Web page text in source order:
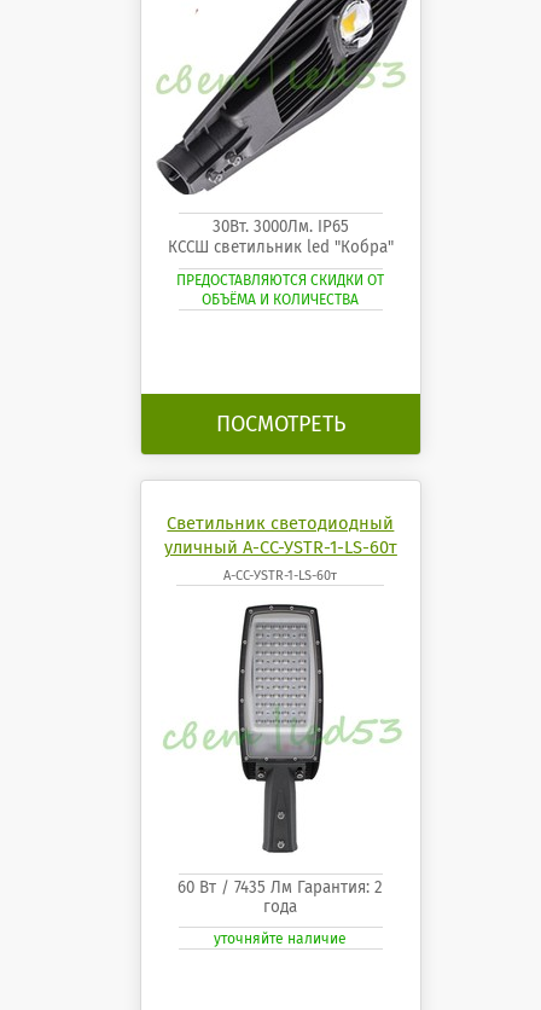
30Вт. 3000Лм. IP65
КССШ светильник led "Кобра"
ПРЕДОСТАВЛЯЮТСЯ СКИДКИ ОТ
ОБЪЁМА И КОЛИЧЕСТВА
ПОСМОТРЕТЬ
Светильник светодиодный
уличный А-СС-УSTR-1-LS-60т
А-СС-УSTR-1-LS-60т
60 Вт / 7435 Лм Гарантия: 2
года
уточняйте наличие